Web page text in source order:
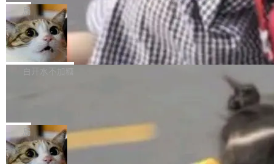
给 OpenAI 总法律顾问 Che Chang 发了封邮
件，附了一封长信，要求 OpenAI 配合调查前苹
果员工带走机密信...
你的，AI写AI的，同屏协作互不干扰。一句话让
AI帮你干活，现在开启全新体验！ 温馨提示：
体验WorkBuddy鸿蒙PC版前，请将 HUAWEI M
atePad Edge 升级至 HarmonyOS 6.1.0.135S
P9 patch03及以上版本。 *升级路径：设置 > 搜
布了 9.0 版本。这个版本除了带来新一代音视频
处理能力和硬件加速支持之外，还有一个特殊之
处：FFmpeg 9.0 的代号是“Lei”。 这个名字，
来自中国开发者雷霄骅（Lei Xiaohua）。 对于
很多中国音视频开发者而言，这个名字并不陌
“启蒙老师”。 而今年，恰好是雷霄骅离世十周
年。FFmpeg 社区最终选择用一个大版本的名
字，留下了这份纪念。 雷霄骅曾是中国传媒大学
局
亚马逊成本失控：AI 写代码烧掉 1215
万元，超预算 860%
外媒近日曝光了亚马逊的多份内部报告显示，AI
导致公司在多个项目上超支。《金融时报》报道
编写程序，目标是完成电商平台作者信息与商品
列表的数据匹配 —— 一项常规的数据处理任
务，最终却产生了 180 万美元的账单，实际支出
白开水不加糖
e CEO Clément Delangue 在 CNBC 的采访里
没有拐弯抹角。他说中国正在赢得 AI 竞赛，而
且按目前的速度，中国 AI 工具预计在今年底或
局
当 AI agent 把源码变成了最好的扩展系